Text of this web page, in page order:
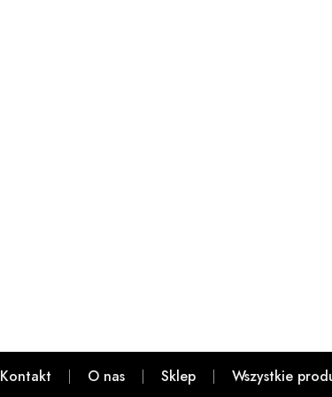
Kontakt O nas Sklep Wszystkie